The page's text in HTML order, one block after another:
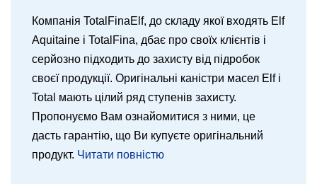
Компанія TotalFinaElf, до складу якої входять Elf
Aquitaine і TotalFina, дбає про своїх клієнтів і
серйозно підходить до захисту від підробок
своєї продукції. Оригінальні каністри масел Elf і
Total мають цілий ряд ступенів захисту.
Пропонуємо Вам ознайомитися з ними, це
дасть гарантію, що Ви купуєте оригінальний
продукт. Читати повністю